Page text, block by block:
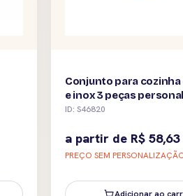
Conjunto para cozinha
e inox 3 peças
ID: S46820
a partir de R$ 58,63
PREÇO SEM
Adicionar ao